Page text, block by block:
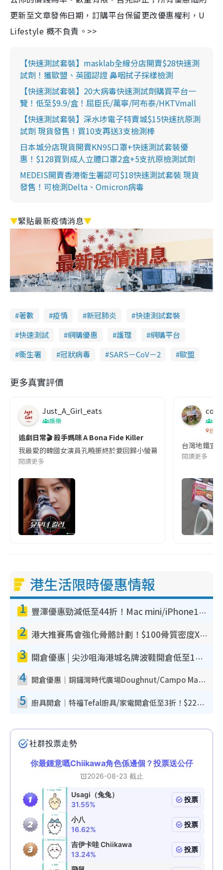
更新至文章發佈日期，訂購平台保留更改優惠權利，U
Lifestyle 概不負責。>>
【快速測試套裝】masklab全線分店開賣$28快速測
試劑！獲歐盟、英國認證 鼻咽拭子採樣檢測
【快速測試套裝】20大病毒快速測試劑購買平台一
覽！低至$9.9/盒！屈臣氏/萬寧/阿布泰/HKTVmall
【快速測試套裝】深水埗電子特賣城$15快速抗原測
試劑 現貨發售！買10支再送3支檢測棒
日本城分店現貨開賣KN95口罩+快速測試套裝優
惠！$128買到成人立體口罩2盒+5支抗原檢測試劑
MEDEIS開賣香港衛生署認可$18快速測試套裝 現貨
發售！可檢測Delta、Omicron病毒
▼緊貼最新疫情消息▼
著數 疫情 新冠肺炎
快速測試套裝
快速測試
網購優惠 護理
網購平台
衞生署
冠狀病毒 SARS－CoV－2 歐盟
更多真實評價
Just_A_Girl_eats
娛樂
追劇日常🎬 殺手媽咪 A Bona Fide Killer
我最愛的韓國女演員孔曉振終於要回歸小螢幕啦!這次的劇本改編
閱讀更多
co
吹
台灣
台灣地鐵宣
閱讀更多
港生活限時優惠情報
1 豐澤優惠勁減低至44折！Mac mini/iPhone17Pro大減價！廚房家電$220起
2 港大推賽馬會強化骨骼計劃！$100骨質密度X光檢查 完成免費運動訓練送超市禮券！附參加資格
3 開倉優惠 | 尖沙咀海港城名牌波鞋開倉低至1折！On鞋$899起／Joy&Peace鞋履$98起
4 開倉優惠｜銅鑼灣時代廣場Doughnut/Campo Marzio開倉低至1折！背囊、書包、手袋劈價$200起
5 廚具開倉｜特福Tefal廚具/家電開倉低至3折！$220起買平底鍋/炒鑊/湯煲！電飯煲/吸塵機/燙斗$418起